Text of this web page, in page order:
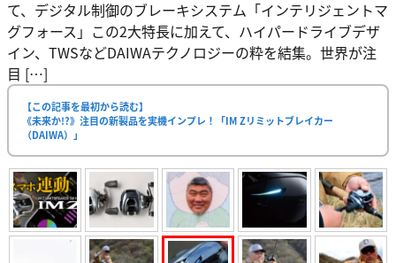
て、デジタル制御のブレーキシステム「インテリジェントマ
グフォース」この2大特長に加えて、ハイパードライブデザ
イン、TWSなどDAIWAテクノロジーの粋を結集。世界が注
目 […]
【この記事を最初から読む】
《未来か!?》注目の新製品を実機インプレ！「IM Zリミットブレイカー
（DAIWA）」